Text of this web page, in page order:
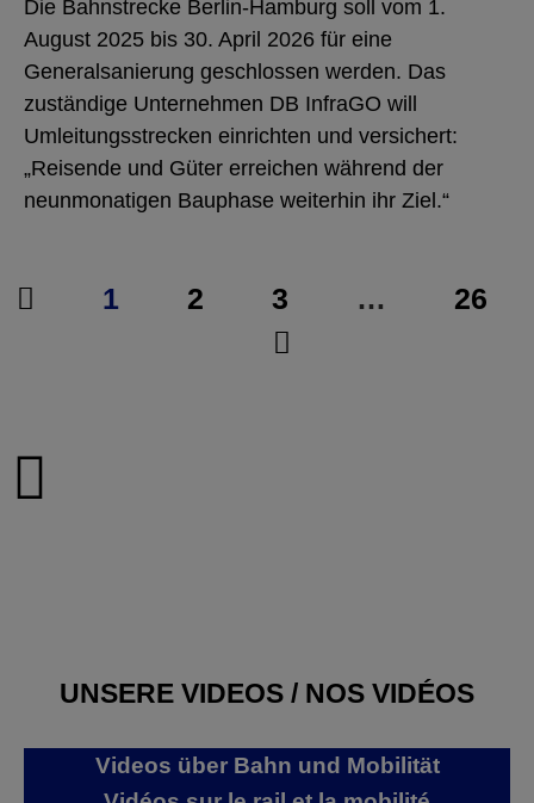
Die Bahnstrecke Berlin-Hamburg soll vom 1.
August 2025 bis 30. April 2026 für eine
Generalsanierung geschlossen werden. Das
zuständige Unternehmen DB InfraGO will
Umleitungsstrecken einrichten und versichert:
„Reisende und Güter erreichen während der
neunmonatigen Bauphase weiterhin ihr Ziel.“
1 2 3 … 26
UNSERE VIDEOS / NOS VIDÉOS
Videos über Bahn und Mobilität